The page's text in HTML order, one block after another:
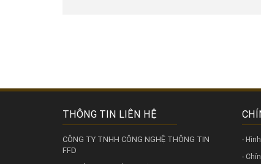
THÔNG TIN LIÊN HỆ
CÔNG TY TNHH CÔNG NGHỆ THÔNG TIN
FFD
-
-